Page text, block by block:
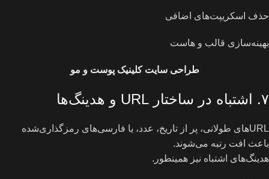
حذف اسکریپت‌های اضافی
بهینه‌سازی قالب و هاست
طراحی سایت کلینیک پوست و مو
۷. اشتباه در ساختار URL و هدینگ‌ها
URLهای طولانی، پر از تاریخ، عدد، یا فارسی‌های رمزگذاری‌شده
باعث افت رتبه می‌شوند.
هدینگ‌های اشتباه نیز همینطور.